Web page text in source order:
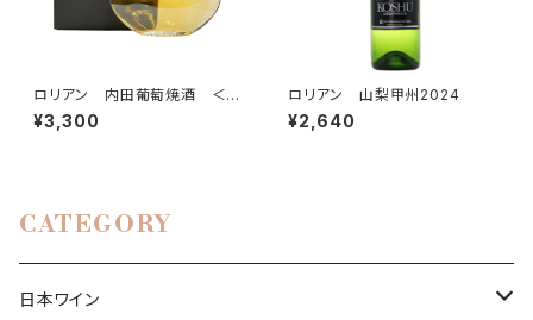
ロリアン 内田葡萄焼酒 ＜樽
甲州＞（ブランデー）
¥3,300
ロリアン 山梨甲州2024
¥2,640
CATEGORY
日本ワイン